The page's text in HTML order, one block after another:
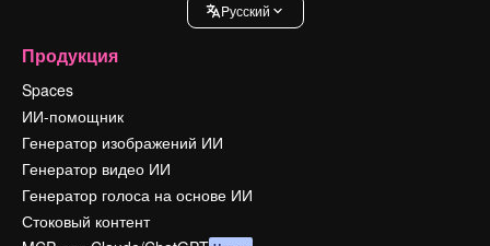
Pусский
Продукция
Spaces
ИИ-помощник
Генератор изображений ИИ
Генератор видео ИИ
Генератор голоса на основе ИИ
Стоковый контент